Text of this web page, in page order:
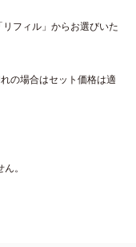
フィル」からお選びいた
の場合はセット価格は適
。